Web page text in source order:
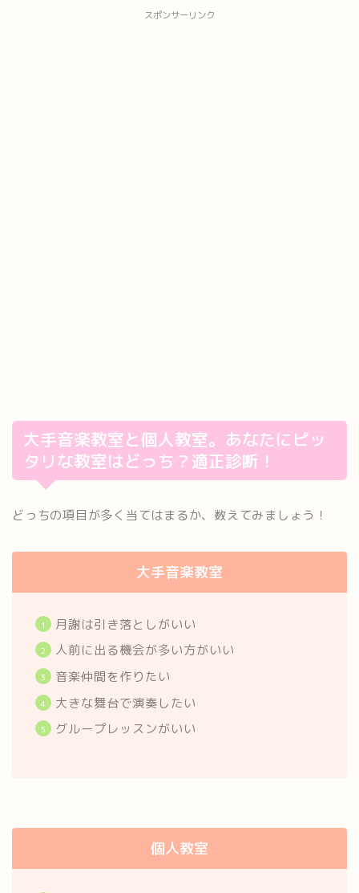
スポンサーリンク
大手音楽教室と個人教室。あなたにピッ
タリな教室はどっち？適正診断！
どっちの項目が多く当てはまるか、数えてみましょう！
大手音楽教室
月謝は引き落としがいい
人前に出る機会が多い方がいい
音楽仲間を作りたい
大きな舞台で演奏したい
グループレッスンがいい
個人教室